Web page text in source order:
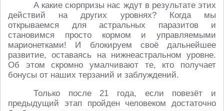
А какие сюрпризы нас ждут в результате этих
действий на других уровнях? Когда мы
открываемся для астральных паразитов и
становимся просто кормом и управляемыми
марионетками! И блокируем своё дальнейшее
развитие, оставаясь на нижнеастральном уровне.
Об этом скромно умалчивают те, кто получает
бонусы от наших терзаний и заблуждений.
Только после 21 года, если повезёт и
предыдущий этап пройден человеком достаточно